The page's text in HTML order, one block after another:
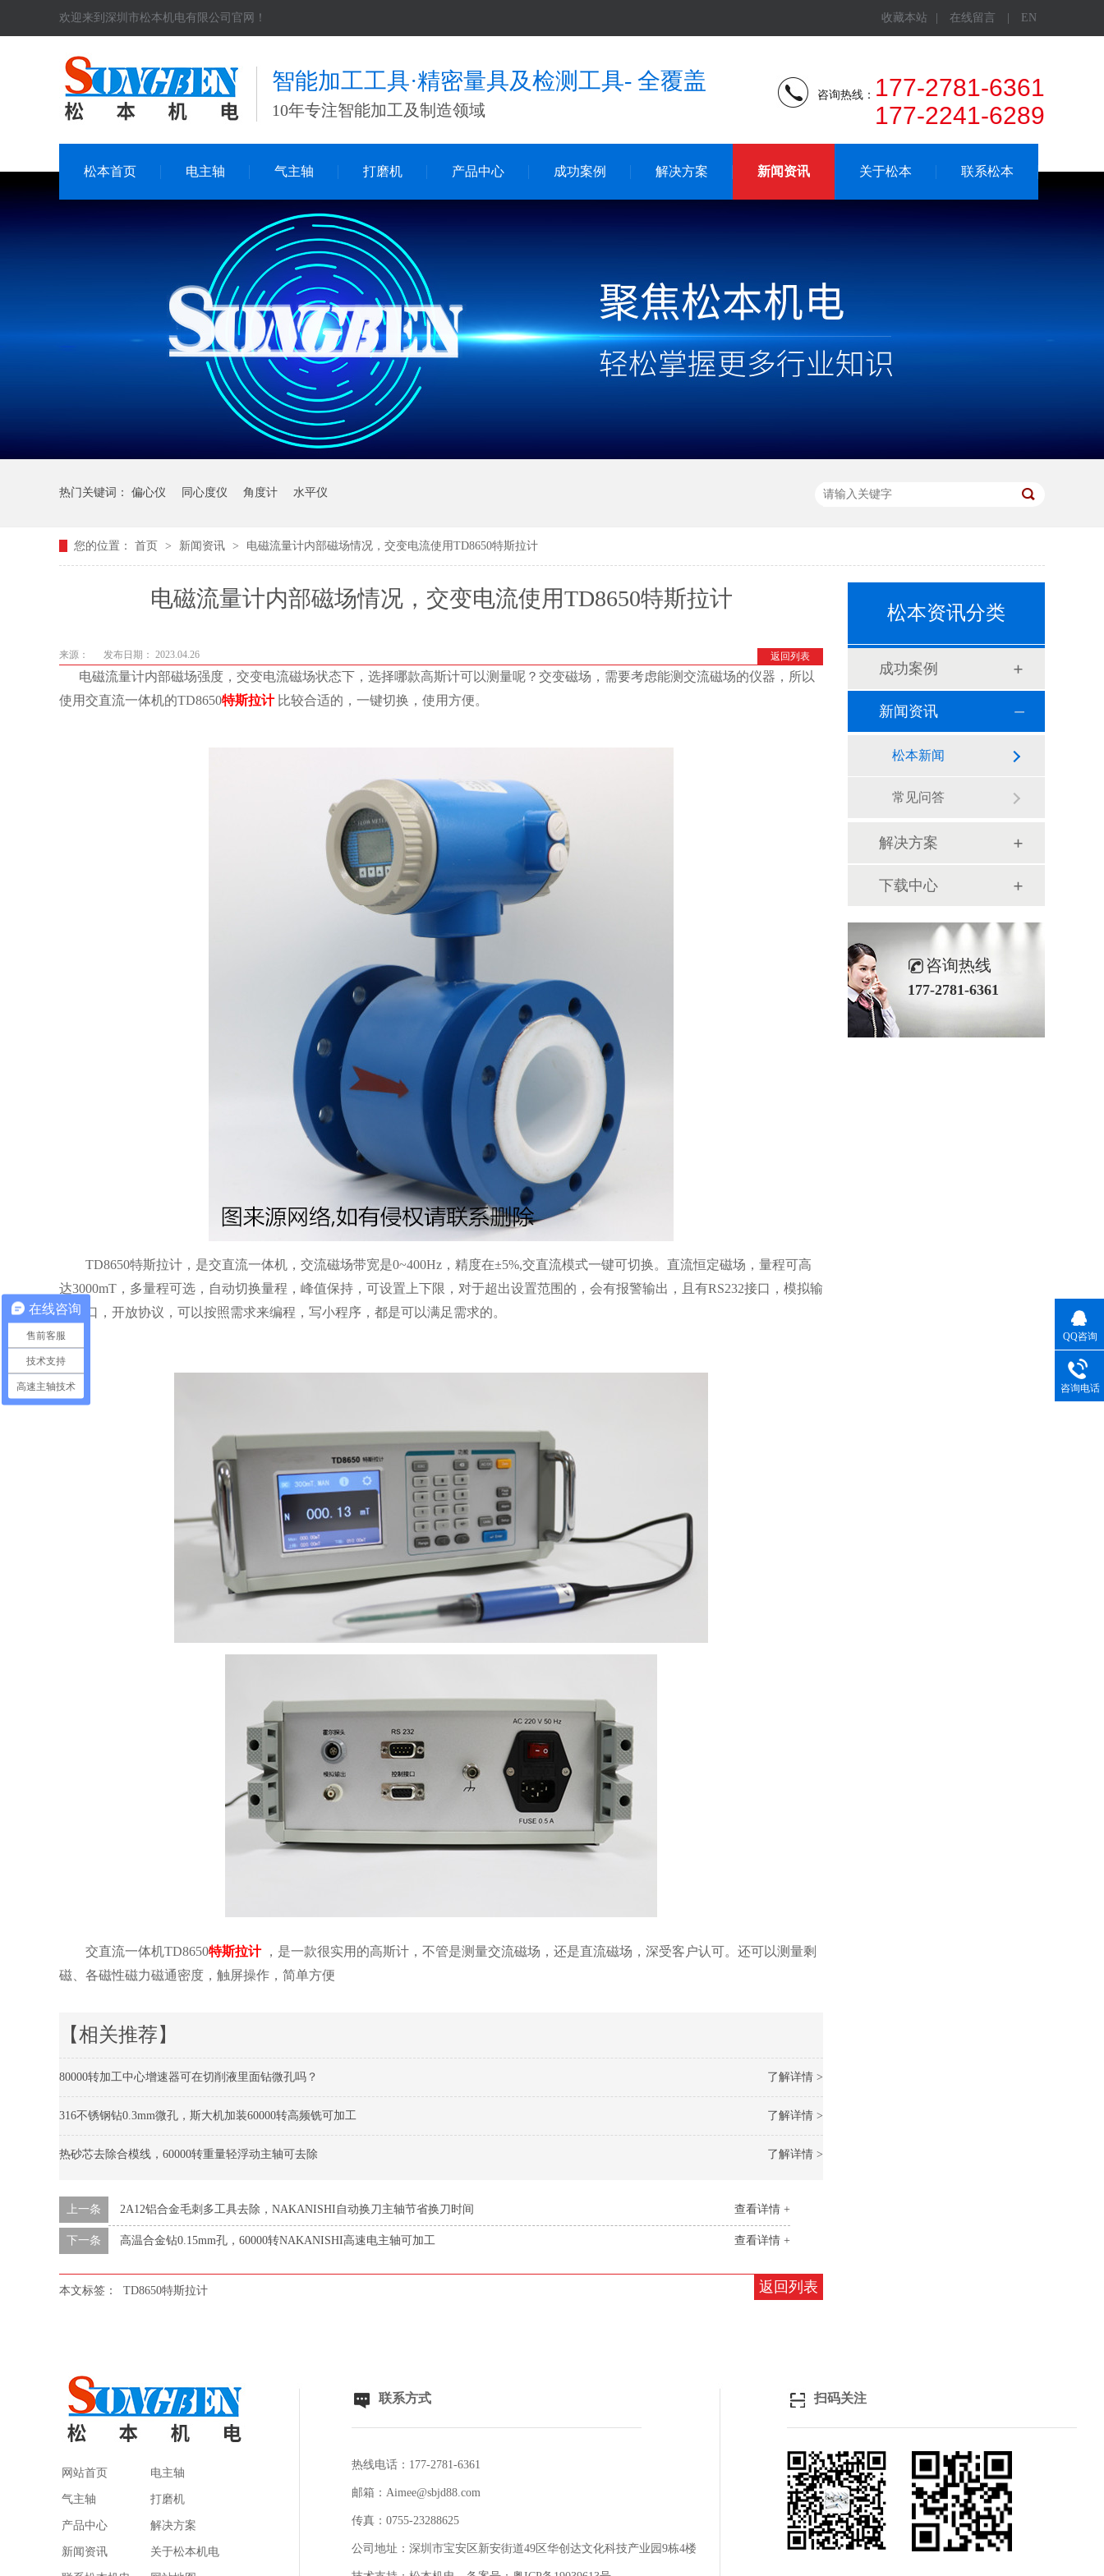
收藏本站 在线留言 EN
欢迎来到深圳市松本机电有限公司官网！
智能加工工具·精密量具及检测工具- 全覆盖
10年专注智能加工及制造领域
咨询热线： 177-2781-6361
177-2241-6289
松本首页 电主轴 气主轴 打磨机 产品中心 成功案例 解决方案 新闻资讯 关于松本 联系松本
热门关键词： 偏心仪 同心度仪 角度计 水平仪
您的位置： 首页 > 新闻资讯 > 电磁流量计内部磁场情况，交变电流使用TD8650特斯拉计
电磁流量计内部磁场情况，交变电流使用TD8650特斯拉计
返回列表
来源： 发布日期： 2023.04.26
电磁流量计内部磁场强度，交变电流磁场状态下，选择哪款高斯计可以测量呢？交变磁场，需要考虑能测交流磁场的仪器，所以
使用交直流一体机的TD8650特斯拉计 比较合适的，一键切换，使用方便。
TD8650特斯拉计，是交直流一体机，交流磁场带宽是0~400Hz，精度在±5%,交直流模式一键可切换。直流恒定磁场，量程可高
达3000mT，多量程可选，自动切换量程，峰值保持，可设置上下限，对于超出设置范围的，会有报警输出，且有RS232接口，模拟输
出接口，开放协议，可以按照需求来编程，写小程序，都是可以满足需求的。
交直流一体机TD8650特斯拉计
，是一款很实用的高斯计，不管是测量交流磁场，还是直流磁场，深受客户认可。还可以测量剩
磁、各磁性磁力磁通密度，触屏操作，简单方便
【相关推荐】
了解详情 >
80000转加工中心增速器可在切削液里面钻微孔吗？
了解详情 >
316不锈钢钻0.3mm微孔，斯大机加装60000转高频铣可加工
了解详情 >
热砂芯去除合模线，60000转重量轻浮动主轴可去除
查看详情 +
上一条 2A12铝合金毛刺多工具去除，NAKANISHI自动换刀主轴节省换刀时间
查看详情 +
下一条 高温合金钻0.15mm孔，60000转NAKANISHI高速电主轴可加工
返回列表
本文标签： TD8650特斯拉计
松本资讯分类
成功案例
新闻资讯
松本新闻
常见问答
解决方案
下载中心
咨询热线
177-2781-6361
网站首页 电主轴
气主轴 打磨机
产品中心 解决方案
新闻资讯 关于松本机电
联系方式
热线电话：177-2781-6361
邮箱：Aimee@sbjd88.com
传真：0755-23288625
公司地址：深圳市宝安区新安街道49区华创达文化科技产业园9栋4楼
扫码关注
QQ咨询
咨询电话
在线咨询
售前客服
技术支持
高速主轴技术